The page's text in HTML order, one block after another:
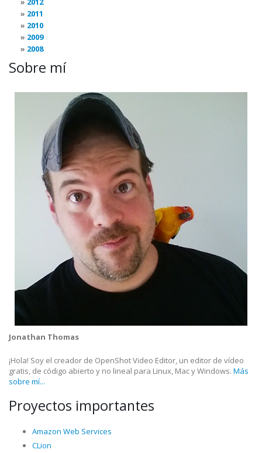
2011
2010
2009
2008
Sobre mí
Jonathan Thomas
¡Hola! Soy el creador de OpenShot Video Editor, un editor de vídeo
gratis, de código abierto y no lineal para Linux, Mac y Windows. Más
sobre mí...
Proyectos importantes
Amazon Web Services
CLion